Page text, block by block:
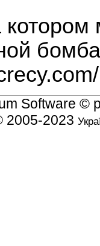
Software ©
2005-2023